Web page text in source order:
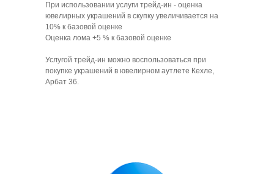
При использовании услуги трейд-ин - оценка
ювелирных украшений в скупку увеличивается на
10% к базовой оценке
Оценка лома +5 % к базовой оценке
Услугой трейд-ин можно воспользоваться при
покупке украшений в ювелирном аутлете Кехле,
Арбат 36.